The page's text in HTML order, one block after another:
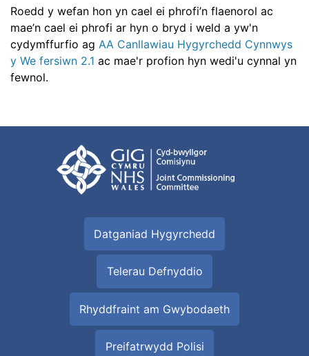
Roedd y wefan hon yn cael ei phrofi’n flaenorol ac
mae’n cael ei phrofi ar hyn o bryd i weld a yw'n
cydymffurfio ag AA Canllawiau Hygyrchedd Cynnwys
y We fersiwn 2.1 ac mae'r profion hyn wedi'u cynnal yn
fewnol.
Datganiad Hygyrchedd
Telerau Defnyddio
Rhyddfraint am Gwybodaeth
Preifatrwydd Polisi